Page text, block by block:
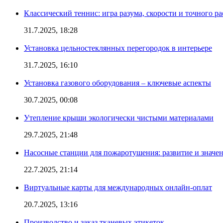
Классический теннис: игра разума, скорости и точного
31.7.2025, 18:28
Установка цельностеклянных перегородок в интерьере
31.7.2025, 16:10
Установка газового оборудования – ключевые аспекты
30.7.2025, 00:08
Утепление крыши экологически чистыми материалами
29.7.2025, 21:48
Насосные станции для пожаротушения: развитие и
22.7.2025, 21:14
Виртуальные карты для международных онлайн-оплат
20.7.2025, 13:16